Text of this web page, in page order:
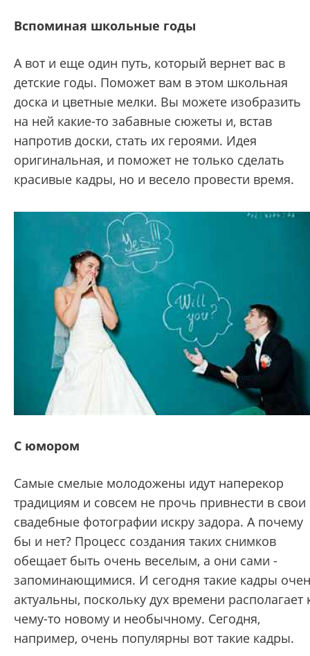
Вспоминая школьные годы
А вот и еще один путь, который вернет вас в
детские годы. Поможет вам в этом школьная
доска и цветные мелки. Вы можете изобразить
на ней какие-то забавные сюжеты и, встав
напротив доски, стать их героями. Идея
оригинальная, и поможет не только сделать
красивые кадры, но и весело провести время.
С юмором
Самые смелые молодожены идут наперекор
традициям и совсем не прочь привнести в свои
свадебные фотографии искру задора. А почему
бы и нет? Процесс создания таких снимков
обещает быть очень веселым, а они сами -
запоминающимися. И сегодня такие кадры
актуальны, поскольку дух времени располагает
чему-то новому и необычному. Сегодня,
например, очень популярны вот такие кадры.